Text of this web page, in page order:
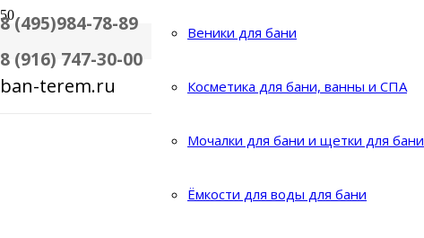
8 (495)984-78-89
8 (916) 747-30-00
ban-terem.ru
Веники для бани
Косметика для бани, ванны и СПА
Мочалки для бани и щетки для бани
Ёмкости для воды для бани